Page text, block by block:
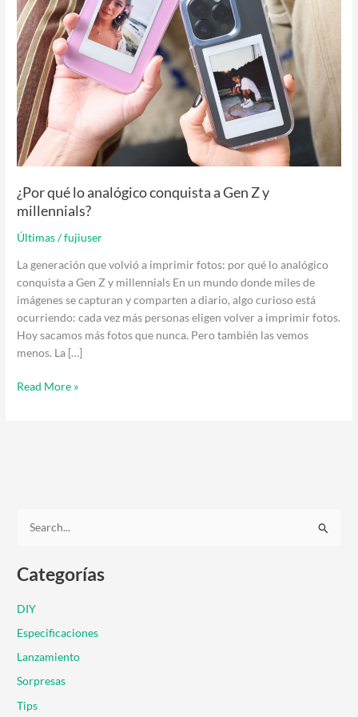
¿Por qué lo analógico conquista a Gen Z y
millennials?
Últimas/fujiuser
La generación que volvió a imprimir fotos: por qué lo analógico
conquista a Gen Z y millennials En un mundo donde miles de
imágenes se capturan y comparten a diario, algo curioso está
ocurriendo: cada vez más personas eligen volver a imprimir fotos.
Hoy sacamos más fotos que nunca. Pero también las vemos
menos. La […]
Z
y
millennials?
Read More »
s
a
r
p
o
r
Categorías
DIY
Especificaciones
Lanzamiento
Sorpresas
Tips